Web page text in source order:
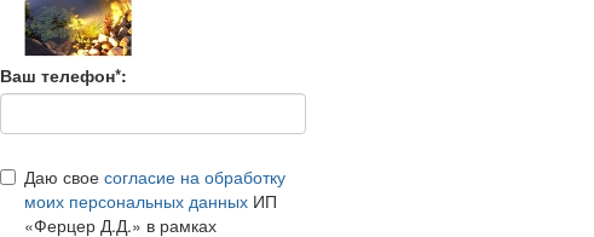
Ваш телефон*:
Даю свое согласие на обработку
моих персональных данныхИП
«Ферцер Д.Д.» в рамках